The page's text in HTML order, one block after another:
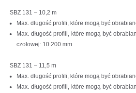
SBZ 131 – 10,2 m
Max. długość profili, które mogą być
Max. długość profili, które mogą być
czołowej: 10 200 mm
SBZ 131 – 11,5 m
Max. długość profili, które mogą być
Max. długość profili, które mogą być